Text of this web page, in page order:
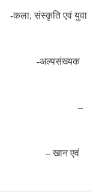
एवं युवा
एवं